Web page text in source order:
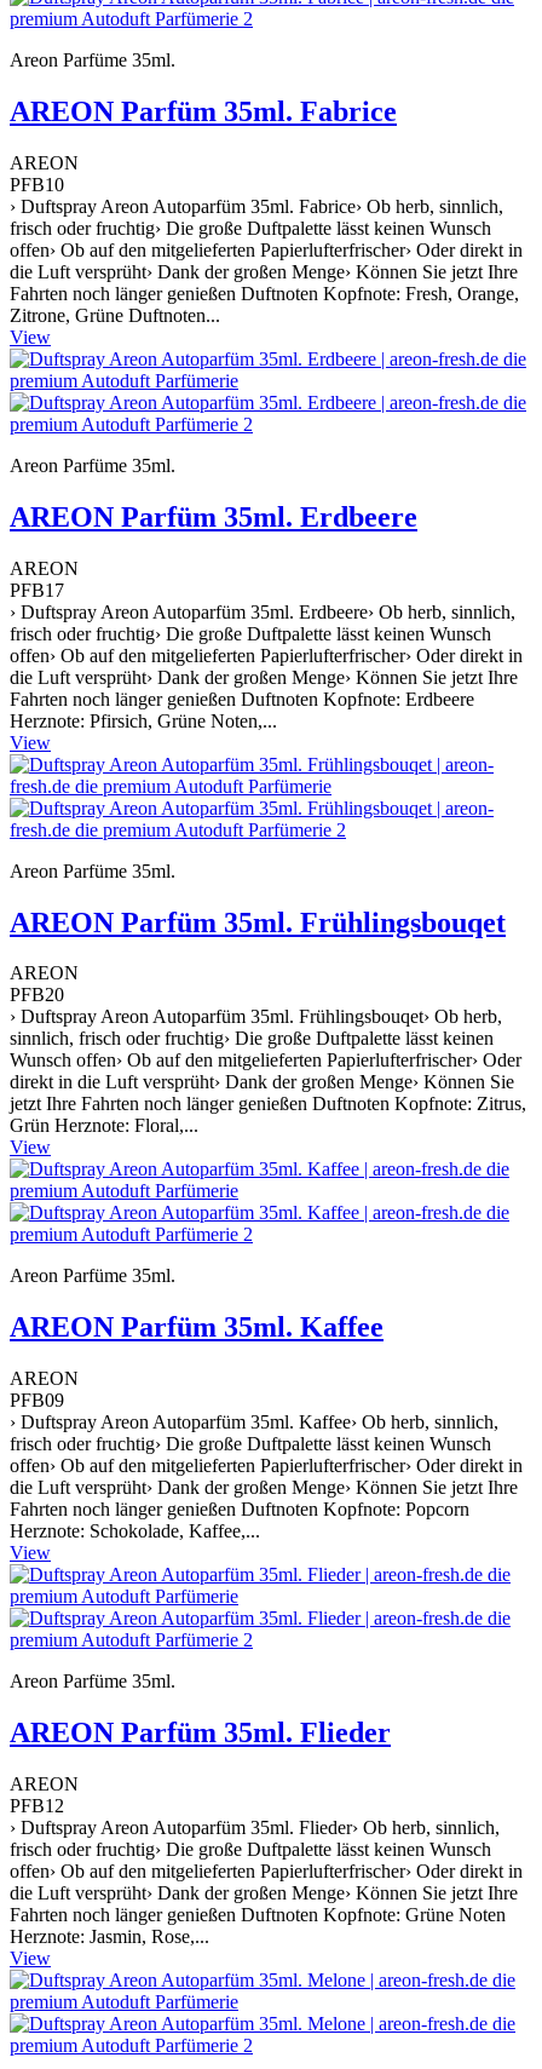
Areon Parfüme 35ml.
AREON Parfüm 35ml. Fabrice
AREON
PFB10
› Duftspray Areon Autoparfüm 35ml. Fabrice› Ob herb, sinnlich,
frisch oder fruchtig› Die große Duftpalette lässt keinen Wunsch
offen› Ob auf den mitgelieferten Papierlufterfrischer› Oder direkt in
die Luft versprüht› Dank der großen Menge› Können Sie jetzt Ihre
Fahrten noch länger genießen Duftnoten Kopfnote: Fresh, Orange,
Zitrone, Grüne Duftnoten...
View
Areon Parfüme 35ml.
AREON Parfüm 35ml. Erdbeere
AREON
PFB17
› Duftspray Areon Autoparfüm 35ml. Erdbeere› Ob herb, sinnlich,
frisch oder fruchtig› Die große Duftpalette lässt keinen Wunsch
offen› Ob auf den mitgelieferten Papierlufterfrischer› Oder direkt in
die Luft versprüht› Dank der großen Menge› Können Sie jetzt Ihre
Fahrten noch länger genießen Duftnoten Kopfnote: Erdbeere
Herznote: Pfirsich, Grüne Noten,...
View
Areon Parfüme 35ml.
AREON Parfüm 35ml. Frühlingsbouqet
AREON
PFB20
› Duftspray Areon Autoparfüm 35ml. Frühlingsbouqet› Ob herb,
sinnlich, frisch oder fruchtig› Die große Duftpalette lässt keinen
Wunsch offen› Ob auf den mitgelieferten Papierlufterfrischer› Oder
direkt in die Luft versprüht› Dank der großen Menge› Können Sie
jetzt Ihre Fahrten noch länger genießen Duftnoten Kopfnote: Zitrus,
Grün Herznote: Floral,...
View
Areon Parfüme 35ml.
AREON Parfüm 35ml. Kaffee
AREON
PFB09
› Duftspray Areon Autoparfüm 35ml. Kaffee› Ob herb, sinnlich,
frisch oder fruchtig› Die große Duftpalette lässt keinen Wunsch
offen› Ob auf den mitgelieferten Papierlufterfrischer› Oder direkt in
die Luft versprüht› Dank der großen Menge› Können Sie jetzt Ihre
Fahrten noch länger genießen Duftnoten Kopfnote: Popcorn
Herznote: Schokolade, Kaffee,...
View
Areon Parfüme 35ml.
AREON Parfüm 35ml. Flieder
AREON
PFB12
› Duftspray Areon Autoparfüm 35ml. Flieder› Ob herb, sinnlich,
frisch oder fruchtig› Die große Duftpalette lässt keinen Wunsch
offen› Ob auf den mitgelieferten Papierlufterfrischer› Oder direkt in
die Luft versprüht› Dank der großen Menge› Können Sie jetzt Ihre
Fahrten noch länger genießen Duftnoten Kopfnote: Grüne Noten
Herznote: Jasmin, Rose,...
View